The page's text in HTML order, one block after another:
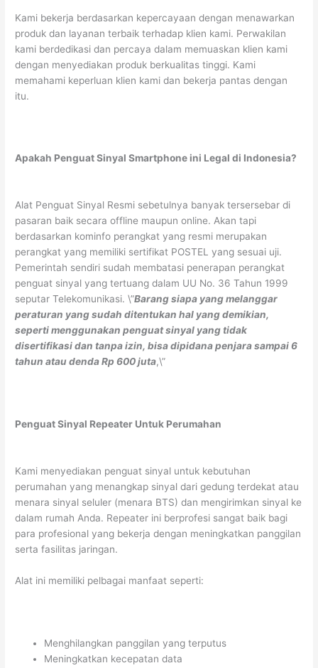
Kami bekerja berdasarkan kepercayaan dengan menawarkan
produk dan layanan terbaik terhadap klien kami. Perwakilan
kami berdedikasi dan percaya dalam memuaskan klien kami
dengan menyediakan produk berkualitas tinggi. Kami
memahami keperluan klien kami dan bekerja pantas dengan
itu.
Apakah Penguat Sinyal Smartphone ini Legal di Indonesia?
Alat Penguat Sinyal Resmi sebetulnya banyak tersersebar di
pasaran baik secara offline maupun online. Akan tapi
berdasarkan kominfo perangkat yang resmi merupakan
perangkat yang memiliki sertifikat POSTEL yang sesuai uji.
Pemerintah sendiri sudah membatasi penerapan perangkat
penguat sinyal yang tertuang dalam UU No. 36 Tahun 1999
seputar Telekomunikasi. \”Barang siapa yang melanggar
peraturan yang sudah ditentukan hal yang demikian,
seperti menggunakan penguat sinyal yang tidak
disertifikasi dan tanpa izin, bisa dipidana penjara sampai 6
tahun atau denda Rp 600 juta,\”
Penguat Sinyal Repeater Untuk Perumahan
Kami menyediakan penguat sinyal untuk kebutuhan
perumahan yang menangkap sinyal dari gedung terdekat atau
menara sinyal seluler (menara BTS) dan mengirimkan sinyal ke
dalam rumah Anda. Repeater ini berprofesi sangat baik bagi
para profesional yang bekerja dengan meningkatkan panggilan
serta fasilitas jaringan.
Alat ini memiliki pelbagai manfaat seperti:
Menghilangkan panggilan yang terputus
Meningkatkan kecepatan data